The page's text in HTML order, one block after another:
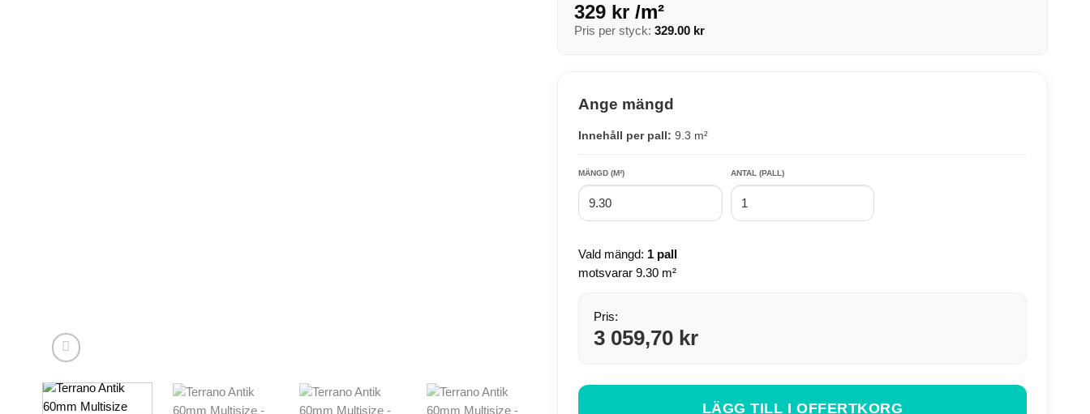
329 kr /m²
Pris per styck: 329.00 kr
Ange mängd
Innehåll per pall: 9.3 m²
MÄNGD (M²) ANTAL (PALL)
Vald mängd: 1 pall
motsvarar 9.30 m²
Pris:
3 059,70 kr
LÄGG TILL I OFFERTKORG